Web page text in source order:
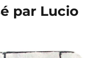
Contrebandiers
réalisé
par Lucio